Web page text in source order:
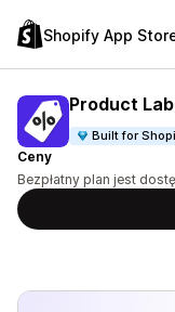
Shopify App
Product
Built for
Ceny
Bezpłatny plan jest